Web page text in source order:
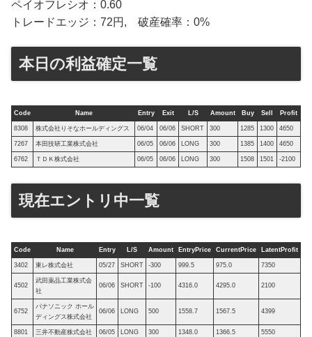
ペイオフレシオ：0.60
トレードエッジ：72円, 破産確率：0%
本日の利益確定一覧
Code Name Entry Exit L/S Amount Buy Sell Profit
8308 株式会社りそなホールディングス 06/04 06/06 SHORT 300 1285 1300 4650
7267 本田技研工業株式会社 06/05 06/06 LONG 300 1385 1400 4650
6762 ＴＤＫ株式会社 06/05 06/06 LONG 300 1508 1501 -2100
現在エントリ中一覧
Code Name Entry L/S Amount EntryPrice CurrentPrice LatentProfit
3402 東レ株式会社 05/27 SHORT -300 999.5 975.0 7350
4502
武田薬品工業株式会
社
06/06 SHORT -100 4316.0 4295.0 2100
6752
パナソニック ホール
ディングス株式会社
06/06 LONG 500 1558.7 1567.5 4399
8801 三井不動産株式会社 06/05 LONG 300 1348.0 1366.5 5550